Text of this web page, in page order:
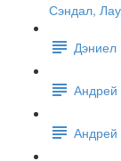
Сэндал,
Дэниел
Андрей
Андрей